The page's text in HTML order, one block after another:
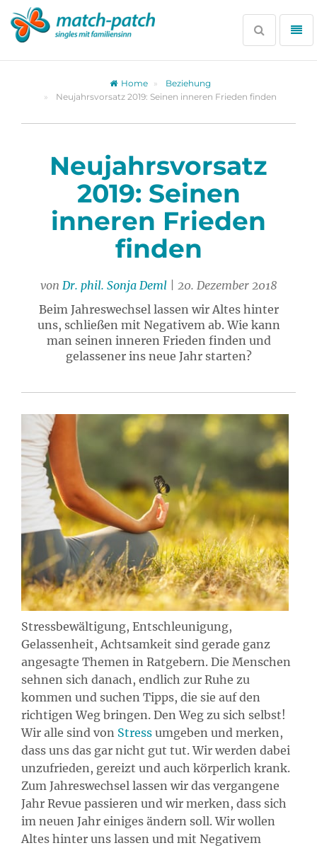
Zur
Partnersuche
Suche
öffnen
Home
Beziehung
Neujahrsvorsatz 2019: Seinen inneren Frieden finden
Neujahrsvorsatz
2019: Seinen
inneren Frieden
finden
von Dr. phil. Sonja Deml| 20. Dezember 2018
Beim Jahreswechsel lassen wir Altes hinter
uns, schließen mit Negativem ab. Wie kann
man seinen inneren Frieden finden und
gelassener ins neue Jahr starten?
Stressbewältigung, Entschleunigung,
Gelassenheit, Achtsamkeit sind gerade ganz
angesagte Themen in Ratgebern. Die Menschen
sehnen sich danach, endlich zur Ruhe zu
kommen und suchen Tipps, die sie auf den
richtigen Weg bringen. Den Weg zu sich selbst!
Wir alle sind von Stress umgeben und merken,
dass uns das gar nicht gut tut. Wir werden dabei
unzufrieden, gereizt und auch körperlich krank.
Zum Jahreswechsel lassen wir das vergangene
Jahr Revue passieren und wir merken, dass sich
im neuen Jahr einiges ändern soll. Wir wollen
Altes hinter uns lassen und mit Negativem